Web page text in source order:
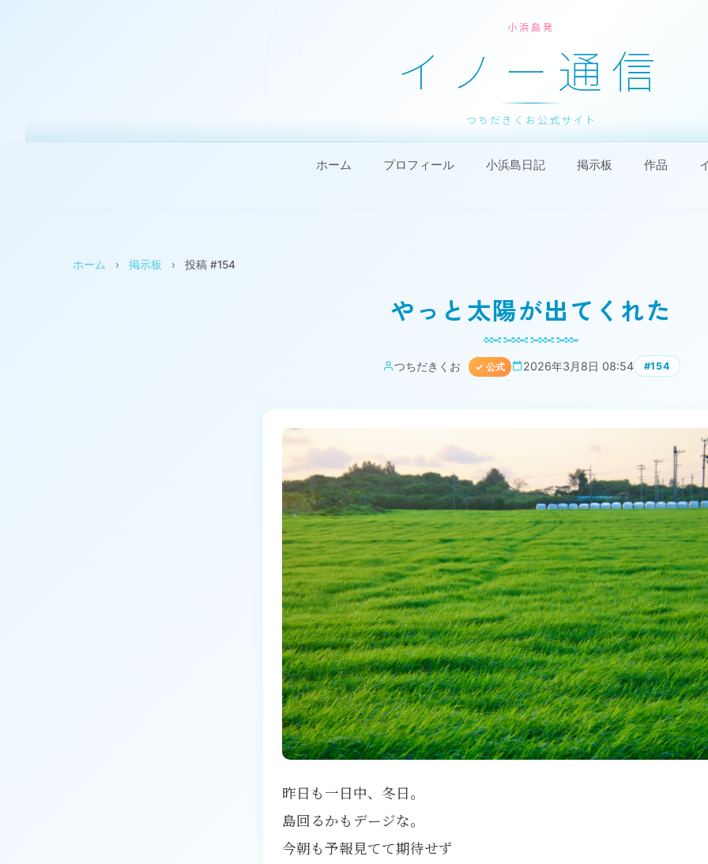
小浜島発
イノー通信
つちだきくお公式サイト
ホーム プロフィール 小浜島日記 掲示板 作品
ホーム › 掲示板 › 投稿 #154
やっと太陽が出てくれた
つちだきくお ✓ 公式 2026年3月8日 08:54 #154
昨日も一日中、冬日。
島回るかもデージな。
今朝も予報見てて期待せず